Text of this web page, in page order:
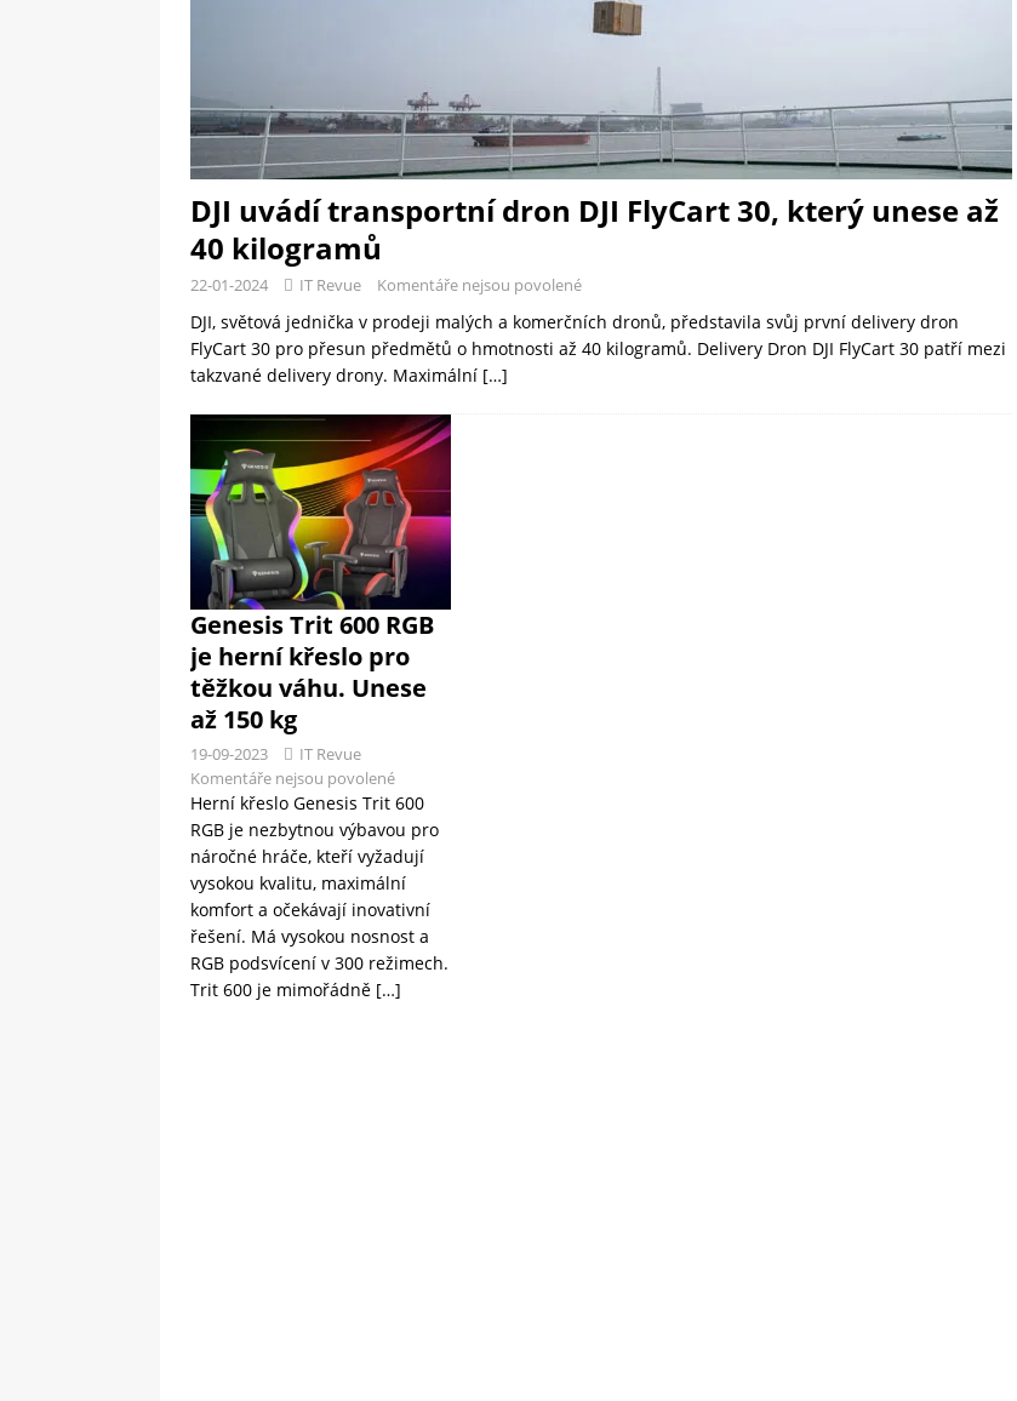
DJI uvádí transportní dron DJI FlyCart 30, který unese až
40 kilogramů
22-01-2024 IT Revue Komentáře nejsou povolené
DJI, světová jednička v prodeji malých a komerčních dronů, představila svůj první delivery dron
FlyCart 30 pro přesun předmětů o hmotnosti až 40 kilogramů. Delivery Dron DJI FlyCart 30 patří mezi
takzvané delivery drony. Maximální […]
Genesis Trit 600 RGB
je herní křeslo pro
těžkou váhu. Unese
až 150 kg
19-09-2023
IT Revue
Komentáře nejsou povolené
Herní křeslo Genesis Trit 600
RGB je nezbytnou výbavou pro
náročné hráče, kteří vyžadují
vysokou kvalitu, maximální
komfort a očekávají inovativní
řešení. Má vysokou nosnost a
RGB podsvícení v 300 režimech.
Trit 600 je mimořádně […]